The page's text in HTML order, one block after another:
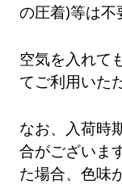
の圧着)等は不
空気を入れて
てご利用いた
なお、入荷時
合がございま
た場合、色味